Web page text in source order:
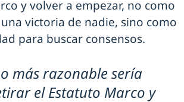
y volver a empezar, no como
victoria de nadie, sino como
para buscar consensos.
más razonable sería
el Estatuto Marco y